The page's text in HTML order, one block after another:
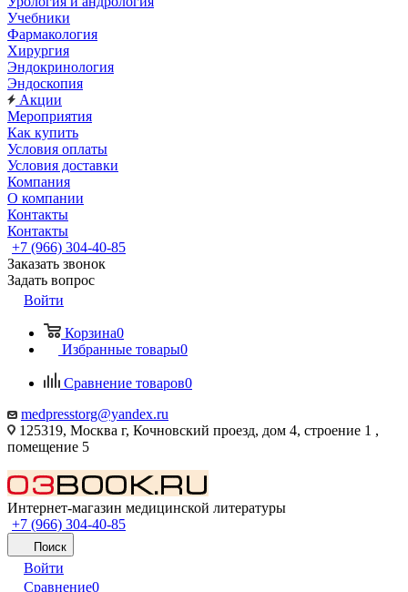
Учебники
Фармакология
Хирургия
Эндокринология
Эндоскопия
Акции
Мероприятия
Как купить
Условия оплаты
Условия доставки
Компания
О компании
Контакты
Контакты
+7 (966) 304-40-85
Заказать звонок
Задать вопрос
Войти
Корзина0
Избранные товары0
Сравнение товаров0
medpresstorg@yandex.ru
125319, Москва г, Кочновский проезд, дом 4, строение 1 ,
помещение 5
Интернет-магазин медицинской литературы
+7 (966) 304-40-85
Поиск
Войти
Сравнение0